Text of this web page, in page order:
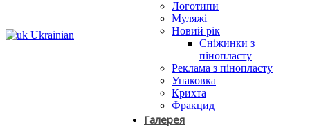
Ukrainian
Логотипи
Муляжі
Новий рік
Сніжинки з
пінопласту
Реклама з пінопласту
Упаковка
Крихта
Фракцид
Галерея